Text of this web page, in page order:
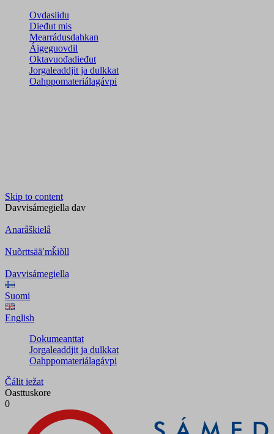
Ovdasiidu
Dieđut mis
Mearrádusdahkan
Áigeguovdil
Oktavuođadieđut
Jorgaleaddjit ja dulkkat
Oahppomateriálagávpi
Skip to content
Davvisámegiella dav
Anarâškielâ
Nuõrttsääʹmǩiõll
Davvisámegiella
Suomi
English
Dokumeanttat
Jorgaleaddjit ja dulkkat
Oahppomateriálagávpi
Čálit iežat
Oasttuskore
0